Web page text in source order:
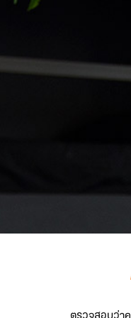
ตรวจสอบว่า